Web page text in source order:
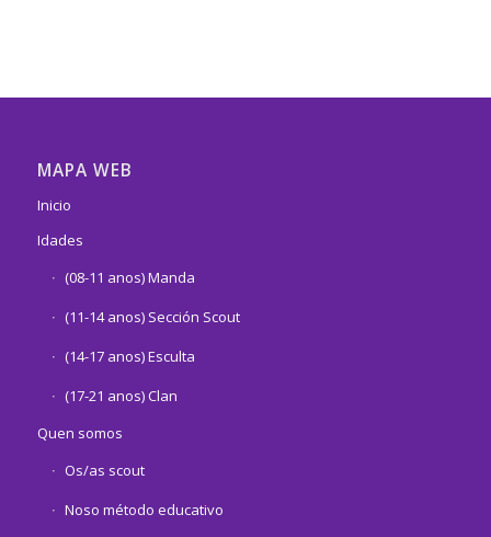
MAPA WEB
Inicio
Idades
(08-11 anos) Manda
(11-14 anos) Sección Scout
(14-17 anos) Esculta
(17-21 anos) Clan
Quen somos
Os/as scout
Noso método educativo